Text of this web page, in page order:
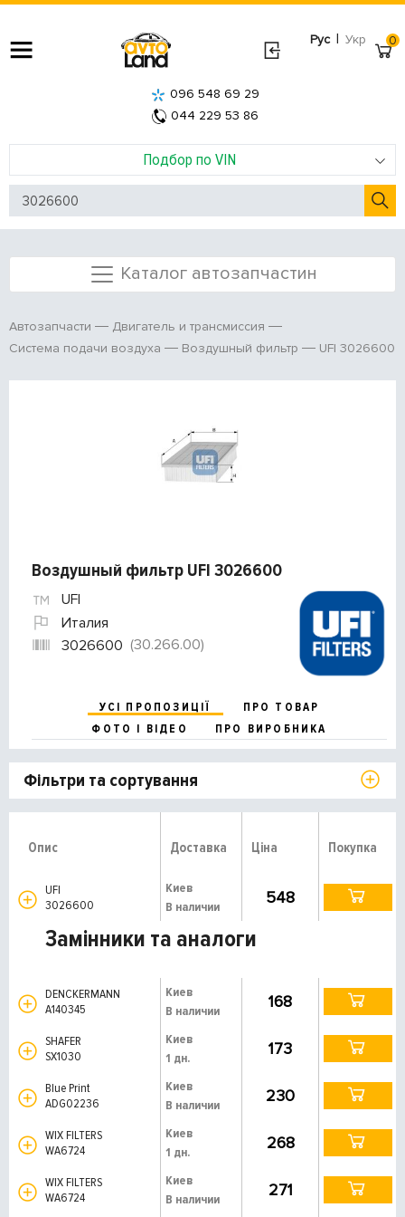
Рус | Укр
Подбор по VIN
096 548 69 29
044 229 53 86
0
Каталог автозапчастин
Автозапчасти
Двигатель и трансмиссия
Система подачи воздуха
Воздушный фильтр UFI 3026600
Воздушный фильтр UFI 3026600
UFI
Италия
3026600 (30.266.00)
УСІ ПРОПОЗИЦІЇ
ПРО ТОВАР
ФОТО І ВІДЕО
ПРО ВИРОБНИКА
Фільтри та сортування
Опис Доставка Ціна Покупка
UFI
3026600
Киев
В наличии
548
Замінники та аналоги
DENCKERMANN
A140345
Киев
В наличии
168
SHAFER
SX1030
Киев
1 дн.
173
Blue Print
ADG02236
Киев
В наличии
230
WIX FILTERS
WA6724
Киев
1 дн.
268
WIX FILTERS
WA6724
Киев
В наличии
271